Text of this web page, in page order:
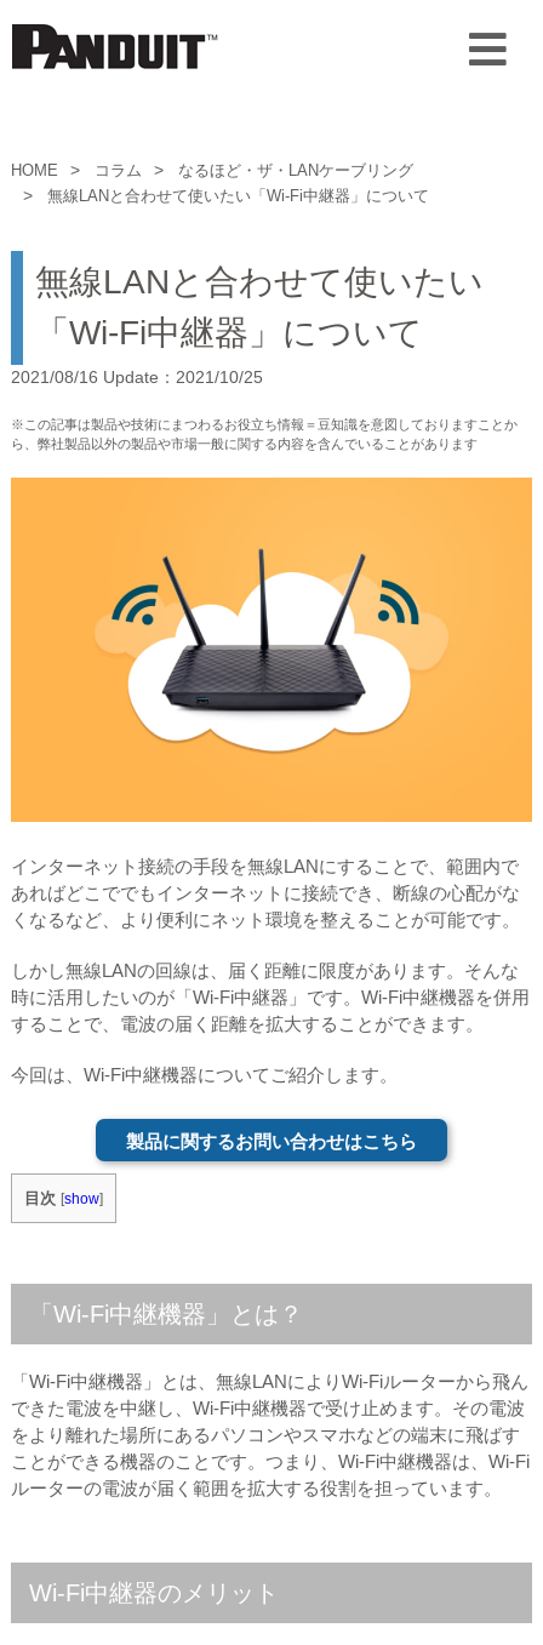
HOME コラム
なるほど・ザ・LANケーブリング
無線LANと合わせて使いたい「Wi-Fi中継器」について
無線LANと合わせて使いたい
「Wi-Fi中継器」について
2021/08/16 Update：2021/10/25
※この記事は製品や技術にまつわるお役立ち情報＝豆知識を意図しておりますことか
ら、弊社製品以外の製品や市場一般に関する内容を含んでいることがあります
インターネット接続の手段を無線LANにすることで、範囲内で
あればどこででもインターネットに接続でき、断線の心配がな
くなるなど、より便利にネット環境を整えることが可能です。
しかし無線LANの回線は、届く距離に限度があります。そんな
時に活用したいのが「Wi-Fi中継器」です。Wi-Fi中継機器を併用
することで、電波の届く距離を拡大することができます。
今回は、Wi-Fi中継機器についてご紹介します。
製品に関するお問い合わせはこちら
目次 [show]
「Wi-Fi中継機器」とは？
「Wi-Fi中継機器」とは、無線LANによりWi-Fiルーターから飛ん
できた電波を中継し、Wi-Fi中継機器で受け止めます。その電波
をより離れた場所にあるパソコンやスマホなどの端末に飛ばす
ことができる機器のことです。つまり、Wi-Fi中継機器は、Wi-Fi
ルーターの電波が届く範囲を拡大する役割を担っています。
Wi-Fi中継器のメリット